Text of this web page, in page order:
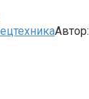
Автор: